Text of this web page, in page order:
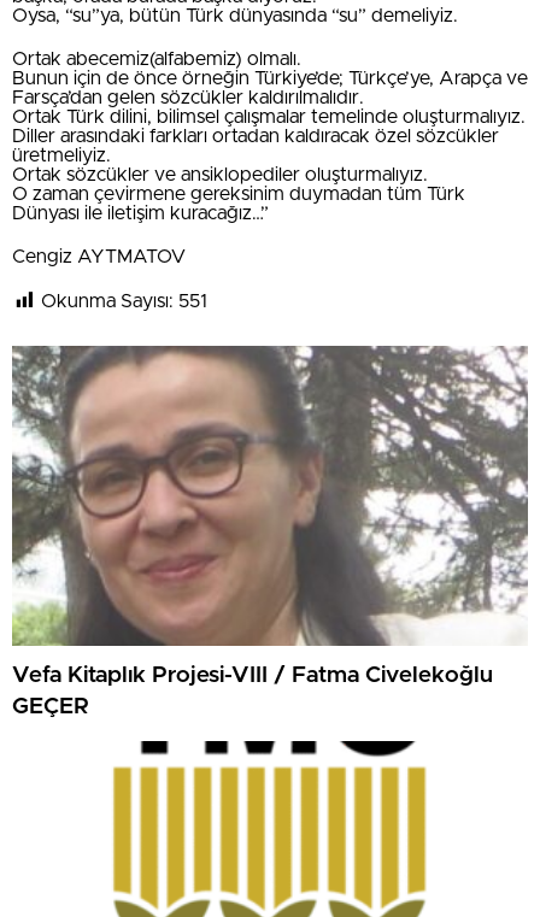
Oysa, “su”ya, bütün Türk dünyasında “su” demeliyiz.
Ortak abecemiz(alfabemiz) olmalı.
Bunun için de önce örneğin Türkiye’de; Türkçe’ye, Arapça ve
Farsça’dan gelen sözcükler kaldırılmalıdır.
Ortak Türk dilini, bilimsel çalışmalar temelinde oluşturmalıyız.
Diller arasındaki farkları ortadan kaldıracak özel sözcükler
üretmeliyiz.
Ortak sözcükler ve ansiklopediler oluşturmalıyız.
O zaman çevirmene gereksinim duymadan tüm Türk
Dünyası ile iletişim kuracağız…”
Cengiz AYTMATOV
Okunma Sayısı: 551
Vefa Kitaplık Projesi-VIII / Fatma Civelekoğlu
GEÇER